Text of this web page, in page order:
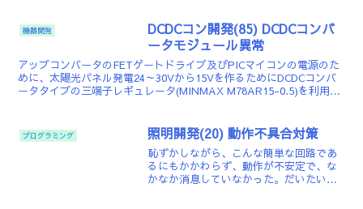
機器開発
DCDCコン開発(85) DCDCコンバ
ータモジュール異常
アップコンバータのFETゲートドライブ及びPICマイコンの電源のた
めに、太陽光パネル発電24～30Vから15Vを作るためにDCDCコンバ
ータタイプの三端子レギュレータ(MINMAX M78AR15-0.5)を利用し
プログラミング 照明開発(20) 動作不具合対策
恥ずかしながら、こんな簡単な回路であ
るにもかかわらず、動作が不安定で、な
かなか消息していなかった。だいたい